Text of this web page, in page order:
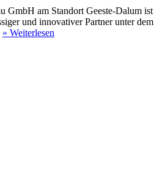
GmbH am Standort Geeste-Dalum ist
und innovativer Partner unter dem
» Weiterlesen